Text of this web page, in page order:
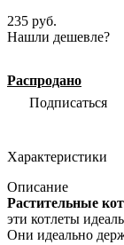
235 руб.
Нашли дешевле?
Распродано
Подписаться
Характеристики
Описание
Растительные
эти котлеты
Они идеально